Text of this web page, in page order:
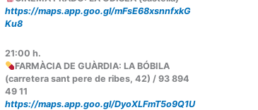
https://maps.app.goo.gl/mFsE68xsnnfxkG
Ku8
21:00 h.
FARMÀCIA DE GUÀRDIA: LA BÓBILA
(carretera sant pere de ribes, 42) / 93 894
49 11
https://maps.app.goo.gl/DyoXLFmT5o9Q1U